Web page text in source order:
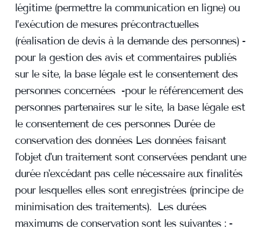
légitime (permettre la communication en ligne) ou
l’exécution de mesures précontractuelles
(réalisation de devis à la demande des personnes) -
pour la gestion des avis et commentaires publiés
sur le site, la base légale est le consentement des
personnes concernées -pour le référencement des
personnes partenaires sur le site, la base légale est
le consentement de ces personnes Durée de
conservation des données Les données faisant
l'objet d'un traitement sont conservées pendant une
durée n'excédant pas celle nécessaire aux finalités
pour lesquelles elles sont enregistrées (principe de
minimisation des traitements). Les durées
maximums de conservation sont les suivantes : -